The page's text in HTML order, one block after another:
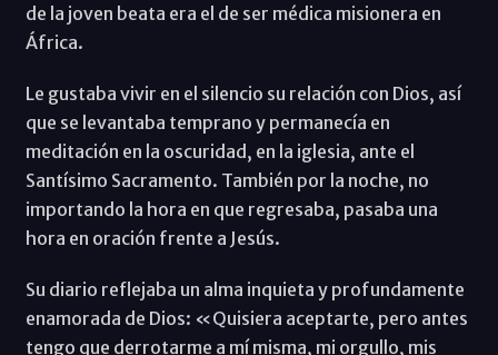
de la joven beata era el de ser médica misionera en
África.
Le gustaba vivir en el silencio su relación con Dios, así
que se levantaba temprano y permanecía en
meditación en la oscuridad, en la iglesia, ante el
Santísimo Sacramento. También por la noche, no
importando la hora en que regresaba, pasaba una
hora en oración frente a Jesús.
Su diario reflejaba un alma inquieta y profundamente
enamorada de Dios: «Quisiera aceptarte, pero antes
tengo que derrotarme a mí misma, mi orgullo, mis